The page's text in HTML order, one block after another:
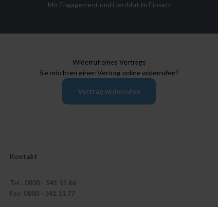
Mit Engagement und Herzblut im Einsatz
Widerruf eines Vertrags
Sie möchten einen Vertrag online widerrufen?
Vertrag widerrufen
Kontakt
Tel.: 0800 - 541 11 66
Fax: 0800 - 541 11 77